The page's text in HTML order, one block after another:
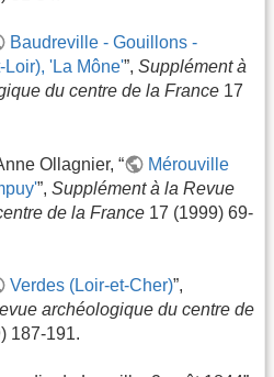
Baudreville - Gouillons -
Loir), 'La Mône'”, Supplément à
du centre de la France 17
Ollagnier, “
Mérouville
”, Supplément à la Revue
de la France 17 (1999) 69-
Verdes (Loir-et-Cher)”,
archéologique du centre de
187-191.